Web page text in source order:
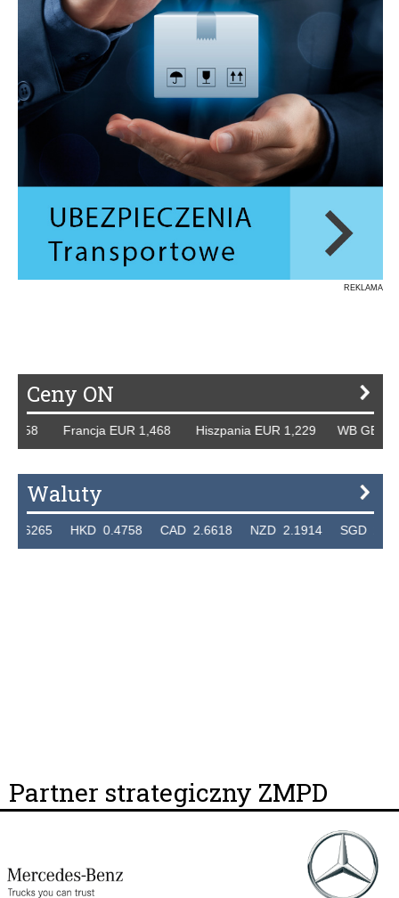
REKLAMA
Ceny ON
Francja EUR 1,468 Hiszpania EUR 1,229 WB GBP
Waluty
HKD 0.4758 CAD 2.6618 NZD 2.1914 SGD 2.9123
Partner strategiczny ZMPD